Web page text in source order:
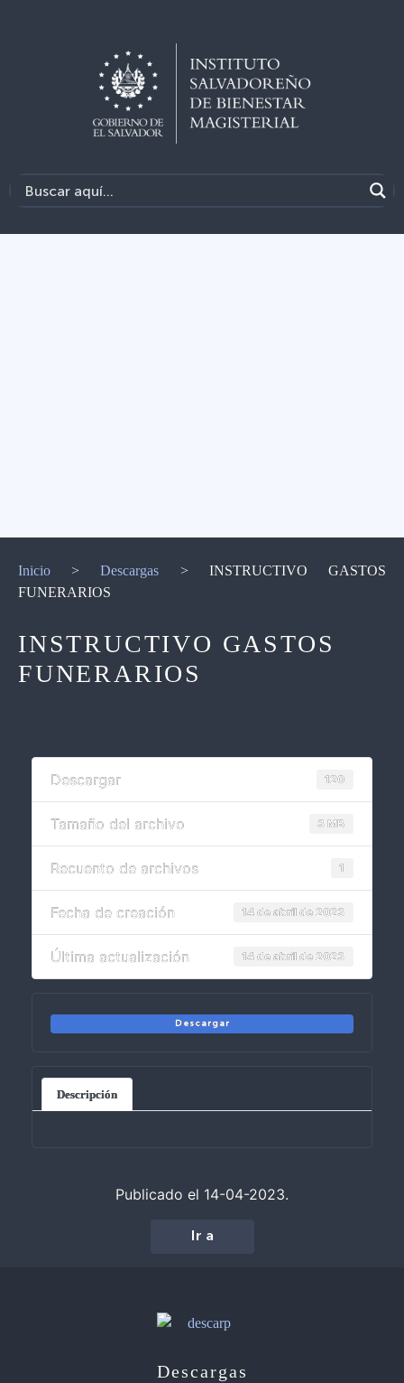
Inicio >Descargas > INSTRUCTIVO GASTOS
FUNERARIOS
INSTRUCTIVO GASTOS
FUNERARIOS
Descargar 120
Tamaño del archivo 3 MB
Recuento de archivos 1
Fecha de creación 14 de abril de 2023
Última actualización 14 de abril de 2023
Descargar
Descripción
Publicado el 14-04-2023.
Ir a
Descargas